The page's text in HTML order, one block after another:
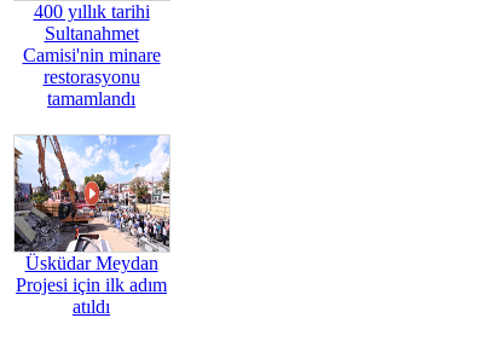
400 yıllık tarihi
Sultanahmet
Camisi'nin minare
restorasyonu
tamamlandı
Üsküdar Meydan
Projesi için ilk adım
atıldı